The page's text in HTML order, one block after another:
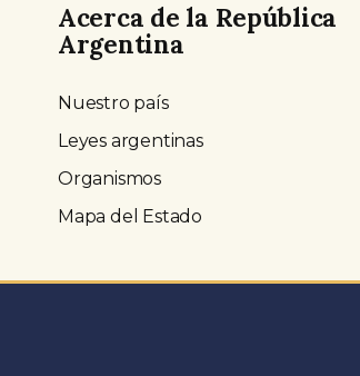
Acerca de la República
Argentina
Nuestro país
Leyes argentinas
Organismos
Mapa del Estado